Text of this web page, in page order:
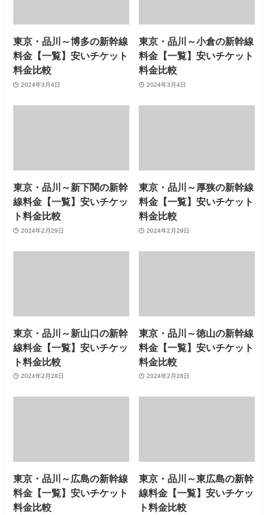
東京・品川～博多の新幹線
料金【一覧】安いチケット
料金比較
2024年3月4日
東京・品川～小倉の新幹線
料金【一覧】安いチケット
料金比較
2024年3月4日
東京・品川～新下関の新幹
線料金【一覧】安いチケッ
ト料金比較
2024年2月29日
東京・品川～厚狭の新幹線
料金【一覧】安いチケット
料金比較
2024年2月29日
東京・品川～新山口の新幹
線料金【一覧】安いチケッ
ト料金比較
2024年2月28日
東京・品川～徳山の新幹線
料金【一覧】安いチケット
料金比較
2024年2月28日
東京・品川～広島の新幹線
料金【一覧】安いチケット
料金比較
東京・品川～東広島の新幹
線料金【一覧】安いチケッ
ト料金比較